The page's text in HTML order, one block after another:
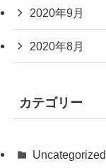
2020年9月
2020年8月
カテゴリー
Uncategorized